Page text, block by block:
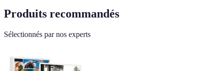
Produits recommandés
Sélectionnés par nos experts